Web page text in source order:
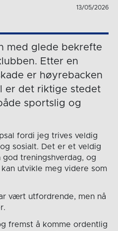
13/05/2026
med glede bekrefte
Etter en
er høyrebacken
er det riktige stedet
sportslig og
fordi jeg trives veldig
sosialt. Det er et veldig
treningshverdag, og
utvikle meg videre som
vært utfordrende, men nå
fremst å komme ordentlig